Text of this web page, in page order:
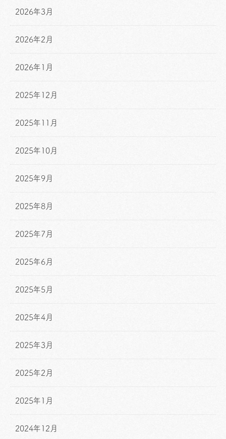
2026年3月
2026年2月
2026年1月
2025年12月
2025年11月
2025年10月
2025年9月
2025年8月
2025年7月
2025年6月
2025年5月
2025年4月
2025年3月
2025年2月
2025年1月
2024年12月